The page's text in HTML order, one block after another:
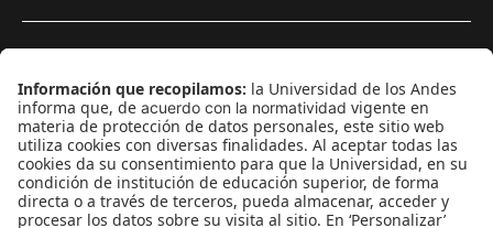
CONTÁCTANOS
cerosetenta@uniandes.edu.co
BOGOTÁ, COLOMBIA